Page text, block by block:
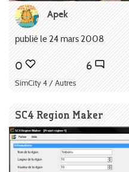
Apek
publié le 24 mars 2008
0 6
SimCity 4 / Autres
SC4 Region Maker